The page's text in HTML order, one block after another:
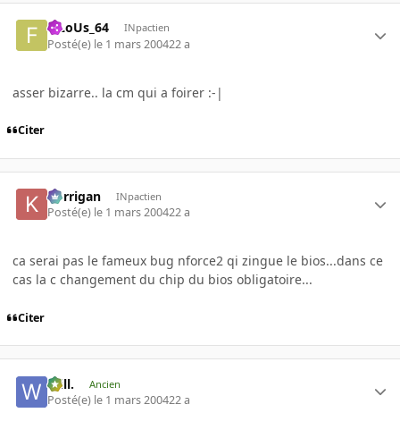
FiLoUs_64 INpactien
Posté(e) le 1 mars 200422 a
asser bizarre.. la cm qui a foirer :-|
Citer
korrigan INpactien
Posté(e) le 1 mars 200422 a
ca serai pas le fameux bug nforce2 qi zingue le bios...dans ce
cas la c changement du chip du bios obligatoire...
Citer
Will. Ancien
Posté(e) le 1 mars 200422 a